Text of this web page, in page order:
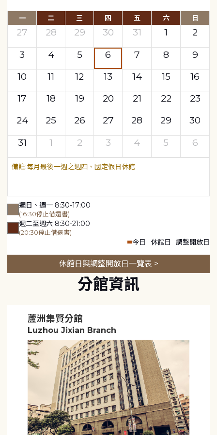
一 二 三 四 五 六 日
27 28 29 30 31 1
2
3
4 5 6 7 8
9
10
11 12 13 14 15
16
17
18 19 20 21 22
23
24
25 26 27 28 29
30
31
1 2 3 4 5 6
每月最後一週之週四、國定假日休館
週日、週一 8:30-17:00
(16:30停止借還書)
週二至週六 8:30-21:00
(20:30停止借還書)
今日 休館日 調整開放日
休館日與調整開放日一覽表 >
分館資訊
蘆洲集賢分館
Luzhou Jixian Branch